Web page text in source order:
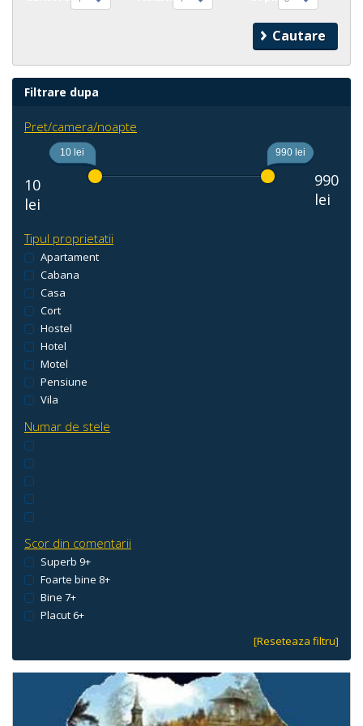
Filtrare dupa
Pret/camera/noapte
10
lei
10 lei 990 lei
990
lei
Tipul proprietatii
Apartament
Cabana
Casa
Cort
Hostel
Hotel
Motel
Pensiune
Vila
Numar de stele
Scor din comentarii
Superb 9+
Foarte bine 8+
Bine 7+
Placut 6+
[Reseteaza filtru]